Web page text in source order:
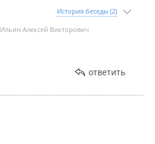
История беседы (2)
Ильин Алексей Викторович
ответить